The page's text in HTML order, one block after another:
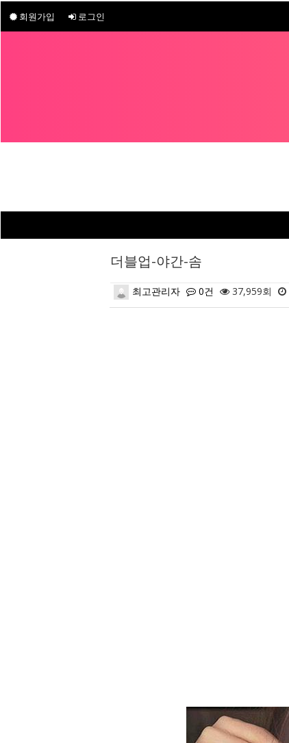
회원가입 로그인
더블업-야간-솜
최고관리자 0건 37,959회